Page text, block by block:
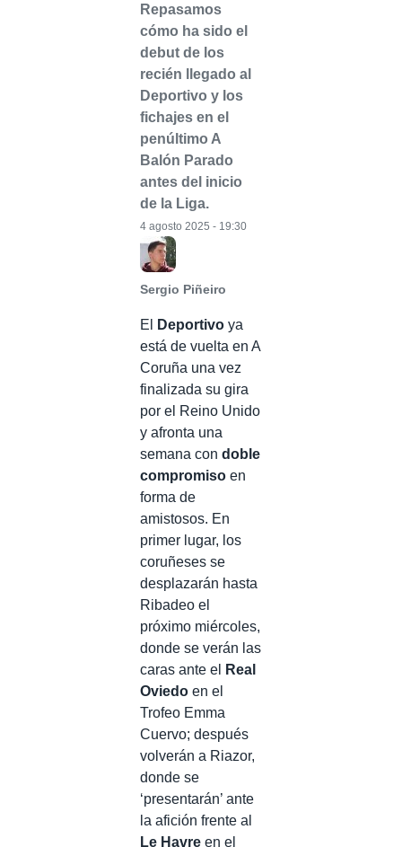
Repasamos
cómo ha sido el
debut de los
recién llegado al
Deportivo y los
fichajes en el
penúltimo A
Balón Parado
antes del inicio
de la Liga.
Sergio Piñeiro
4 agosto 2025 - 19:30
El Deportivo ya
está de vuelta en A
Coruña una vez
finalizada su gira
por el Reino Unido
y afronta una
semana con doble
compromiso en
forma de
amistosos. En
primer lugar, los
coruñeses se
desplazarán hasta
Ribadeo el
próximo miércoles,
donde se verán las
caras ante el
Real
Oviedo en el
Trofeo Emma
Cuervo; después
volverán a Riazor,
donde se
‘presentarán’ ante
la afición frente al
Le Havre en el